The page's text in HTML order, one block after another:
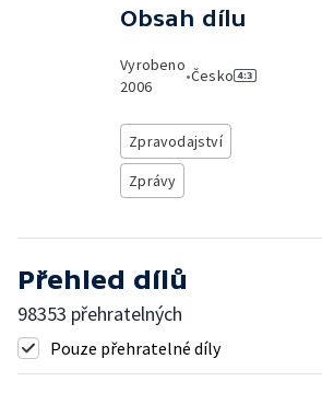
Obsah dílu
Vyrobeno
2006
•Česko
Zpravodajství
Zprávy
Přehled dílů
98353 přehratelných
Pouze přehratelné díly